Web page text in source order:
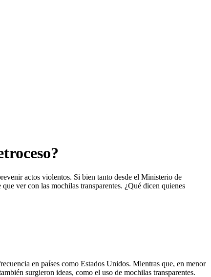
actos violentos. Si bien tanto desde el Ministerio de
ver con las mochilas transparentes. ¿Qué dicen quienes
en países como Estados Unidos. Mientras que, en menor
surgieron ideas, como el uso de mochilas transparentes.